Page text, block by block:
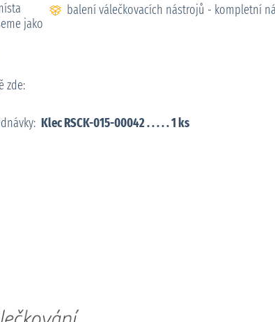
jako
zde:
balení válečkovacích nástrojů - kompletní
Klec RSCK-015-00042 . . . . . 1 ks